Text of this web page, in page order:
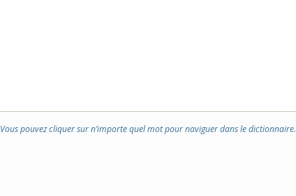
Vous pouvez cliquer sur n’importe quel mot pour naviguer dans le dictionnaire.